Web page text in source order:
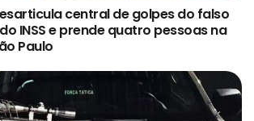
central de golpes do falso
INSS e prende quatro pessoas na
Paulo